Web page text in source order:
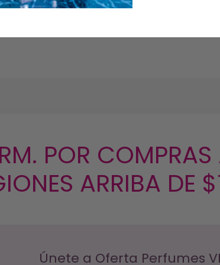
POR
ARRIBA DE
Únete a Oferta Perfumes